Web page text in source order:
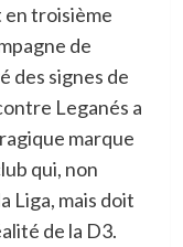
troisième
de
des signes de
Leganés a
marque
qui, non
Liga, mais doit
de la D3.